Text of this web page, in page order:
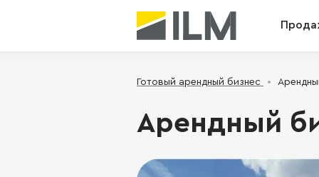
Готовый арендный бизнес
Арендный